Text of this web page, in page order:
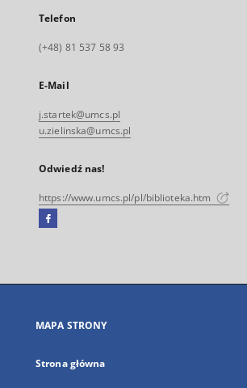
Telefon
(+48) 81 537 58 93
E-Mail
j.startek@umcs.pl
u.zielinska@umcs.pl
Odwiedź nas!
https://www.umcs.pl/pl/biblioteka.htm
Facebook
się
karcie
MAPA STRONY
Strona główna